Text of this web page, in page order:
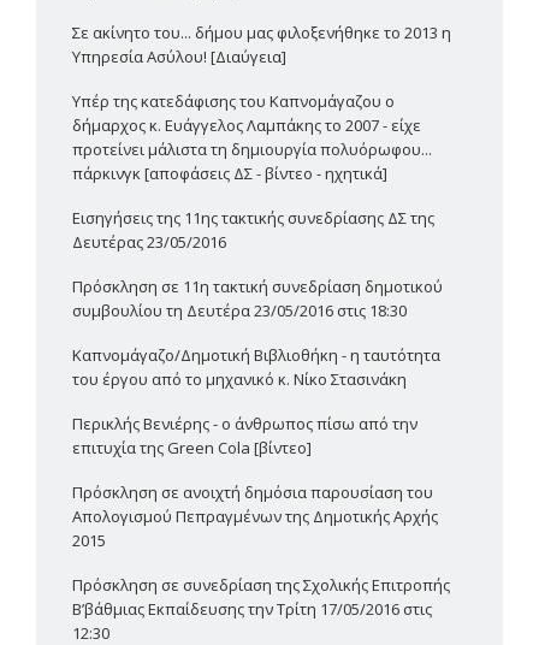
Σε ακίνητο του... δήμου μας φιλοξενήθηκε το 2013 η
Υπηρεσία Ασύλου! [Διαύγεια]
Υπέρ της κατεδάφισης του Καπνομάγαζου ο
δήμαρχος κ. Ευάγγελος Λαμπάκης το 2007 - είχε
προτείνει μάλιστα τη δημιουργία πολυόρωφου...
πάρκινγκ [αποφάσεις ΔΣ - βίντεο - ηχητικά]
Εισηγήσεις της 11ης τακτικής συνεδρίασης ΔΣ της
Δευτέρας 23/05/2016
Πρόσκληση σε 11η τακτική συνεδρίαση δημοτικού
συμβουλίου τη Δευτέρα 23/05/2016 στις 18:30
Καπνομάγαζο/Δημοτική Βιβλιοθήκη - η ταυτότητα
του έργου από το μηχανικό κ. Νίκο Στασινάκη
Περικλής Βενιέρης - ο άνθρωπος πίσω από την
επιτυχία της Green Cola [βίντεο]
Πρόσκληση σε ανοιχτή δημόσια παρουσίαση του
Απολογισμού Πεπραγμένων της Δημοτικής Αρχής
2015
Πρόσκληση σε συνεδρίαση της Σχολικής Επιτροπής
Β’βάθμιας Εκπαίδευσης την Τρίτη 17/05/2016 στις
12:30